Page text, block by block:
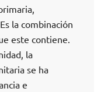
la combinación
este contiene.
la
se ha
e